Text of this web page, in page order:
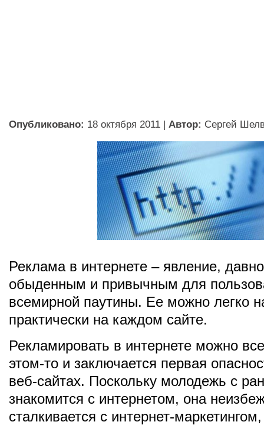
Опубликовано: 18 октября 2011 | Автор: Сергей
Реклама в интернете – явление,
обыденным и привычным для
всемирной паутины. Ее можно легко
практически на каждом сайте.
Рекламировать в интернете можно
этом-то и заключается первая
веб-сайтах. Поскольку молодежь с
знакомится с интернетом, она
сталкивается с интернет-маркетингом,